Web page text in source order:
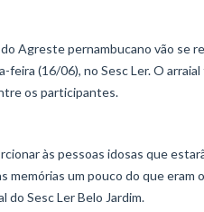
Agreste pernambucano vão se
feira (16/06), no Sesc Ler. O
os participantes.
às pessoas idosas que
memórias um pouco do que eram
do Sesc Ler Belo Jardim.